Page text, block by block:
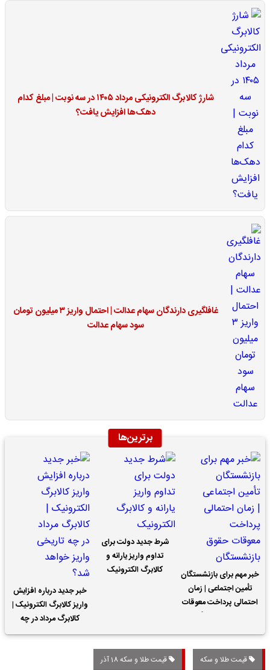
شارژ کالابرگ الکترونیکی مرداد ۱۴۰۵ در سه نوبت | مبلغ کدام
دهک‌ها افزایش یافت؟
غافلگیری دارندگان سهام عدالت | احتمال واریز ۳ میلیون تومان
سود سهام عدالت
برترین‌ها
خبر مهم برای بازنشستگان
تأمین اجتماعی | زمان
احتمالی پرداخت معوقات
شرط جدید دولت برای
تداوم واریز یارانه و
کالابرگ الکترونیک
خبر جدید درباره افزایش
واریز کالابرگ الکترونیک |
کالابرگ مرداد در چه
تاریخی واریز خواهد شد؟
قیمت طلا و سکه قیمت طلا و سکه 18 آذر